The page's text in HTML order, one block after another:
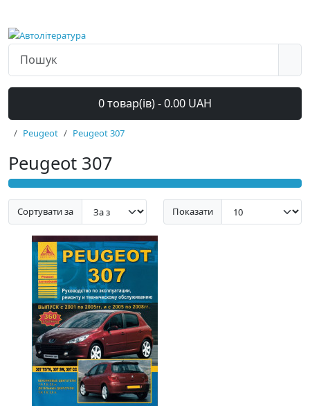
0 товар(ів) - 0.00 UAH
Peugeot Peugeot 307
Peugeot 307
Сортувати за Показати